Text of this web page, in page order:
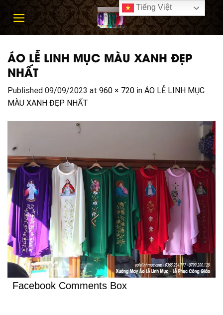
ÁO LỄ LINH MỤC MÀU XANH ĐẸP
NHẤT
Published 09/09/2023 at 960 × 720 in ÁO LỄ LINH MỤC
MÀU XANH ĐẸP NHẤT
Facebook Comments Box
Tiếng Việt